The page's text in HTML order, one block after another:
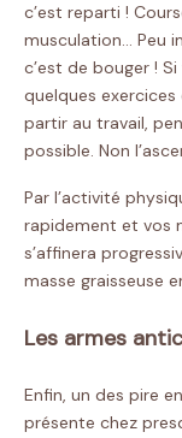
c’est reparti !
musculation… Peu
c’est de bouger !
quelques
partir au travail,
possible. Non
Par l’activité
rapidement et vos
s’affinera
masse graisseuse
Les armes
Enfin, un des pire
présente chez